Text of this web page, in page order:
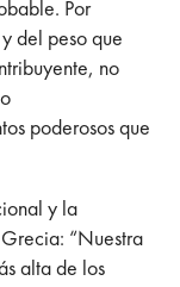
Por
del peso que
no
poderosos que
y la
“Nuestra
alta de los